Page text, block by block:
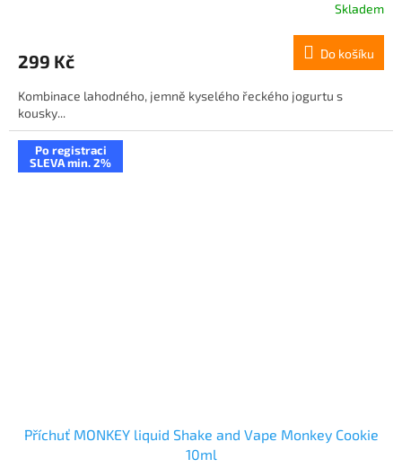
Skladem
299 Kč Do košíku
Kombinace lahodného, jemně kyselého řeckého jogurtu s
kousky...
Po registraci
SLEVA min. 2%
Příchuť MONKEY liquid Shake and Vape Monkey Cookie
10ml